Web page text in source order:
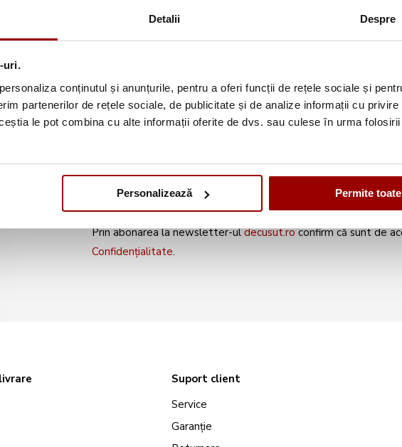
Detalii Despre
uri.
conținutul și anunțurile, pentru a oferi funcții de rețele sociale și
partenerilor de rețele sociale, de publicitate și de analize informații cu privire
le pot combina cu alte informații oferite de dvs. sau culese în urma
Personalizează Permite toate
Abonează-te la newsletter și fii
Prin abonarea la newsletter-uldecusut.roconfirm că sunt de
Confidențialitate.
Suport client
Service
Garanție